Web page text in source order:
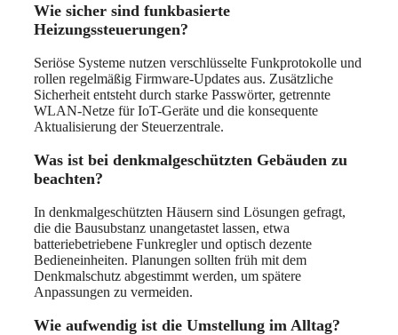
Wie sicher sind funkbasierte
Heizungssteuerungen?
Seriöse Systeme nutzen verschlüsselte Funkprotokolle und
rollen regelmäßig Firmware-Updates aus. Zusätzliche
Sicherheit entsteht durch starke Passwörter, getrennte
WLAN-Netze für IoT-Geräte und die konsequente
Aktualisierung der Steuerzentrale.
Was ist bei denkmalgeschützten Gebäuden zu
beachten?
In denkmalgeschützten Häusern sind Lösungen gefragt,
die die Bausubstanz unangetastet lassen, etwa
batteriebetriebene Funkregler und optisch dezente
Bedieneinheiten. Planungen sollten früh mit dem
Denkmalschutz abgestimmt werden, um spätere
Anpassungen zu vermeiden.
Wie aufwendig ist die Umstellung im Alltag?